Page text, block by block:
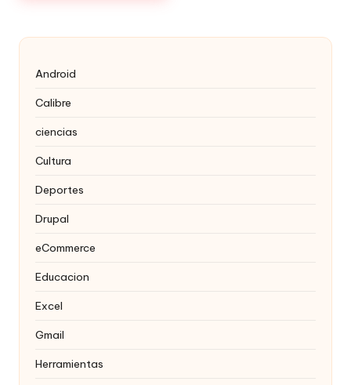
Android
Calibre
ciencias
Cultura
Deportes
Drupal
eCommerce
Educacion
Excel
Gmail
Herramientas